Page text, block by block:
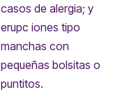
casos de alergia; y
erupc iones tipo
manchas con
pequeñas bolsitas o
puntitos.